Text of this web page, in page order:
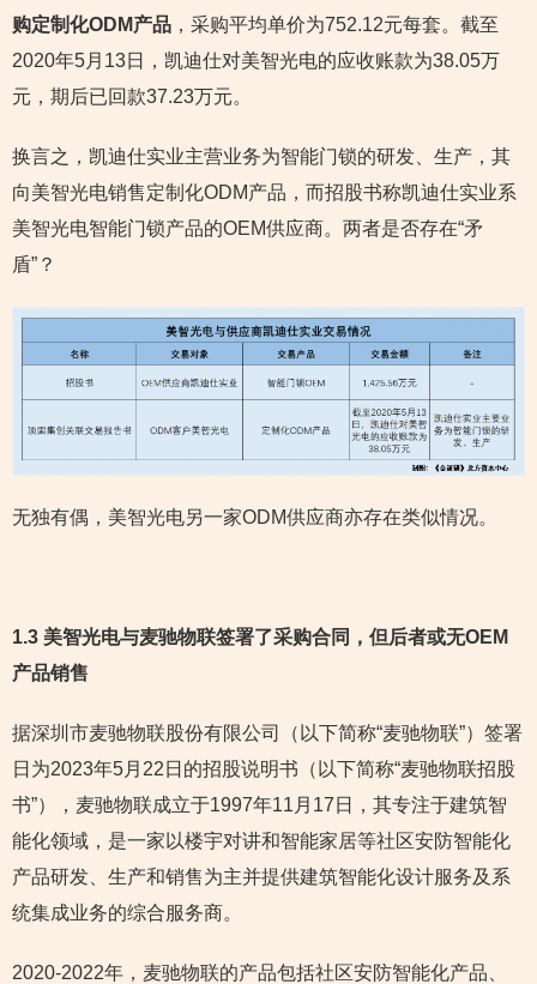
购定制化ODM产品 ，采购平均单价为752.12元每套。截至
2020年5月13日，凯迪仕对美智光电的应收账款为38.05万
元，期后已回款37.23万元。
换言之，凯迪仕实业主营业务为智能门锁的研发、生产，其
向美智光电销售定制化ODM产品，而招股书称凯迪仕实业系
美智光电智能门锁产品的OEM供应商。两者是否存在“矛
盾”？
无独有偶，美智光电另一家ODM供应商亦存在类似情况。
1.3 美智光电与麦驰物联签署了采购合同，但后者或无OEM
产品销售
据深圳市麦驰物联股份有限公司（以下简称“麦驰物联”）签署
日为2023年5月22日的招股说明书（以下简称“麦驰物联招股
书”），麦驰物联成立于1997年11月17日，其专注于建筑智
能化领域，是一家以楼宇对讲和智能家居等社区安防智能化
产品研发、生产和销售为主并提供建筑智能化设计服务及系
统集成业务的综合服务商。
2020-2022年，麦驰物联的产品包括社区安防智能化产品、